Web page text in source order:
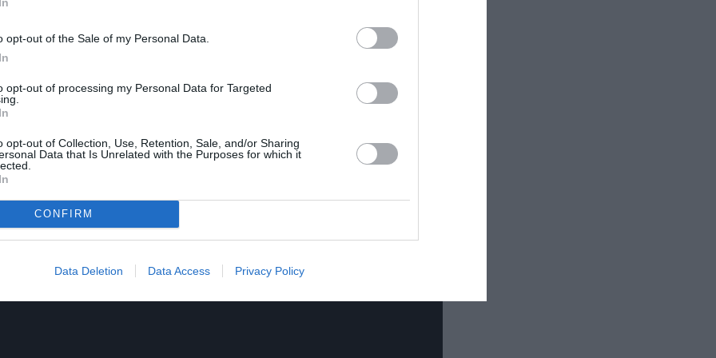
opt-out of the Sale of my Personal Data.
opt-out of processing my Personal Data for Targeted
opt-out of Collection, Use, Retention, Sale, and/or Sharing
Data that Is Unrelated with the Purposes for which it
CONFIRM
Data Deletion Data Access Privacy Policy
των καλλιτεχνών και με αντικαταβολή κατόπιν επικοινωνίας στο
Revisited (ep) και Baby Trio – A New Snack ep
διασκευή του τραγουδιού του συγκροτήματος Διάφανα Κρίνα)
poiimata